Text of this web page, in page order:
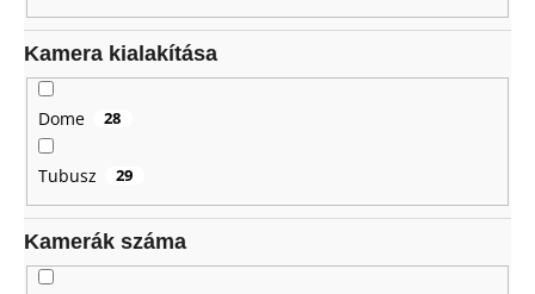
Kamera kialakítása
Dome 28
Tubusz 29
Kamerák száma